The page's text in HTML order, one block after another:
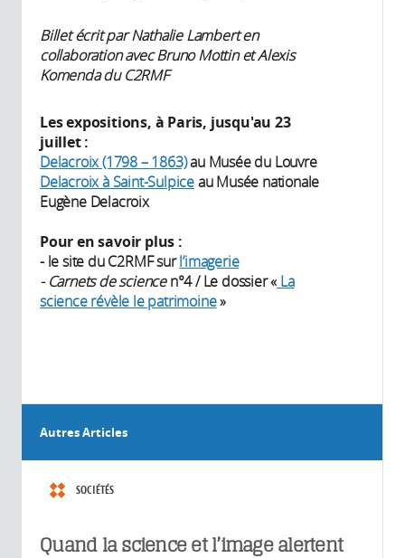
Billet écrit par Nathalie Lambert en
collaboration avec Bruno Mottin et Alexis
Komenda du C2RMF
Les expositions, à Paris, jusqu'au 23
juillet :
Delacroix (1798 – 1863)au Musée du Louvre
Delacroix à Saint-Sulpiceau Musée nationale
Eugène Delacroix
Pour en savoir plus :
- le site du C2RMF surl’imagerie
- Carnets de sciencen°4 / Le dossier « La
science révèle le patrimoine»
Autres Articles
SOCIÉTÉS
Quand la science et l’image alertent